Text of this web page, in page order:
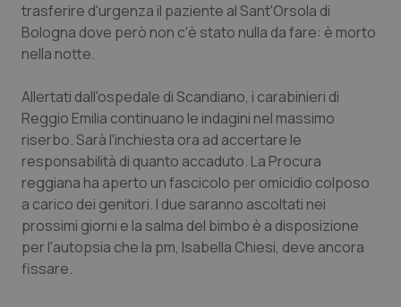
Piemonte
Provincia Autonoma di Trento
Puglia
Sardegna
Sicilia
HIV
Ipertensione & Scompenso
Malattie rare
Malattia di Crohn & Rettocolite Ulcerosa
Neuroscienze & patologie neurodegenerative
trasferire d'urgenza il paziente al Sant'Orsola di
Bologna dove però non c'è stato nulla da fare: è morto
nella notte.
Allertati dall'ospedale di Scandiano, i carabinieri di
Reggio Emilia continuano le indagini nel massimo
riserbo. Sarà l'inchiesta ora ad accertare le
responsabilità di quanto accaduto. La Procura
reggiana ha aperto un fascicolo per omicidio colposo
a carico dei genitori. I due saranno ascoltati nei
prossimi giorni e la salma del bimbo è a disposizione
per l'autopsia che la pm, Isabella Chiesi, deve ancora
fissare.